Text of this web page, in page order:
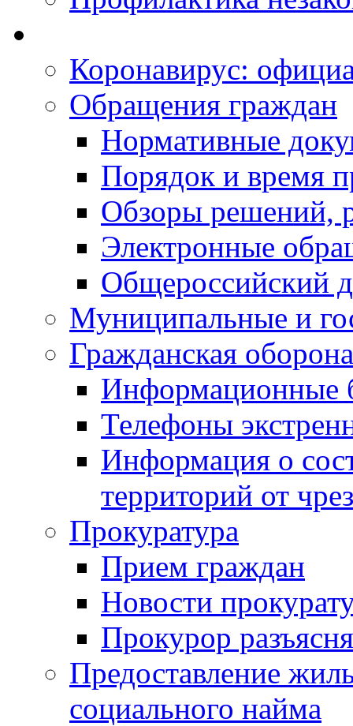
Коронавирус:
Обращения граждан
Нормативные
Порядок и время
Обзоры решений,
Электронные
Общероссийский
Муниципальные и
Гражданская
Информационные
Телефоны
Информация о
территорий от
Прокуратура
Прием граждан
Новости
Прокурор
Предоставление
социального найма